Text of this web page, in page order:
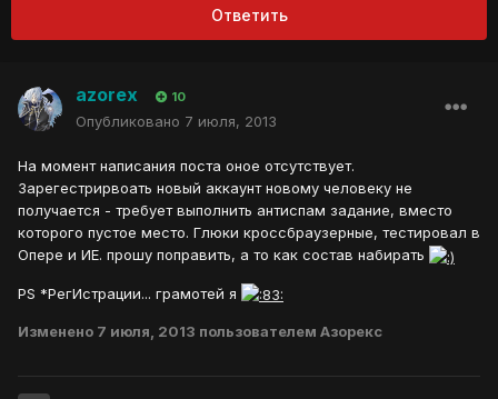
Ответить
azorex 10
Опубликовано 7 июля, 2013
На момент написания поста оное отсутствует.
Зарегестрирвоать новый аккаунт новому человеку не
получается - требует выполнить антиспам задание, вместо
которого пустое место. Глюки кроссбраузерные, тестировал в
Опере и ИЕ. прошу поправить, а то как состав набирать
PS *РегИстрации... грамотей я
Изменено 7 июля, 2013 пользователем Азорекс